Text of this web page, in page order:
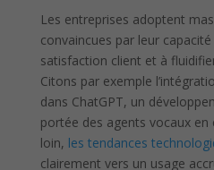
Les entreprises adoptent
convaincues par leur
satisfaction client et à
Citons par exemple
dans ChatGPT, un
portée des agents vocaux en
loin, les tendances
clairement vers un usage